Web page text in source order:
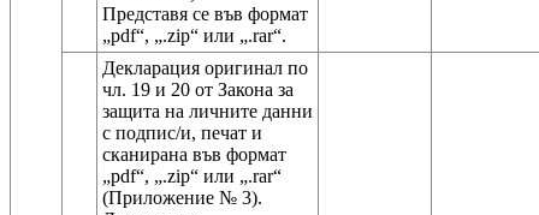
Представя се във формат
Декларация оригинал по
чл. 19 и 20 от Закона за
защита на личните данни
с подпис/и, печат и
сканирана във формат
„pdf“, „.zip“ или „.rar“
(Приложение № 3).